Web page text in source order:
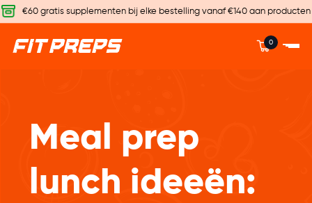
€60 gratis supplementen bij elke bestelling vanaf €140 aan producten
0
Meal prep
lunch ideeën: